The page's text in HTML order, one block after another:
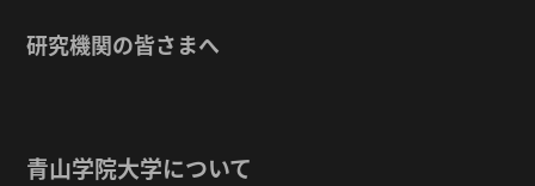
研究機関の皆さまへ
青山学院大学について